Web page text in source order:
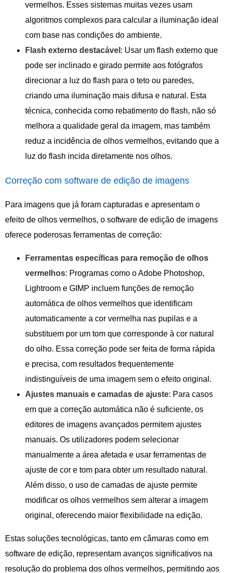
vermelhos. Esses sistemas muitas vezes usam
algoritmos complexos para calcular a iluminação ideal
com base nas condições do ambiente.
Flash externo destacável : Usar um flash externo que
pode ser inclinado e girado permite aos fotógrafos
direcionar a luz do flash para o teto ou paredes,
criando uma iluminação mais difusa e natural. Esta
técnica, conhecida como rebatimento do flash, não só
melhora a qualidade geral da imagem, mas também
reduz a incidência de olhos vermelhos, evitando que a
luz do flash incida diretamente nos olhos.
Correção com software de edição de imagens
Para imagens que já foram capturadas e apresentam o
efeito de olhos vermelhos, o software de edição de imagens
oferece poderosas ferramentas de correção:
Ferramentas específicas para remoção de olhos
vermelhos: Programas como o Adobe Photoshop,
Lightroom e GIMP incluem funções de remoção
automática de olhos vermelhos que identificam
automaticamente a cor vermelha nas pupilas e a
substituem por um tom que corresponde à cor natural
do olho. Essa correção pode ser feita de forma rápida
e precisa, com resultados frequentemente
indistinguíveis de uma imagem sem o efeito original.
Ajustes manuais e camadas de ajuste: Para casos
em que a correção automática não é suficiente, os
editores de imagens avançados permitem ajustes
manuais. Os utilizadores podem selecionar
manualmente a área afetada e usar ferramentas de
ajuste de cor e tom para obter um resultado natural.
Além disso, o uso de camadas de ajuste permite
modificar os olhos vermelhos sem alterar a imagem
original, oferecendo maior flexibilidade na edição.
Estas soluções tecnológicas, tanto em câmaras como em
software de edição, representam avanços significativos na
resolução do problema dos olhos vermelhos, permitindo aos